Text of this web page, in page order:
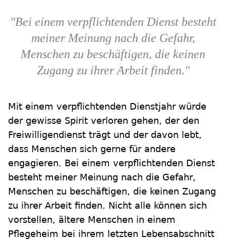
"Bei einem verpflichtenden Dienst besteht
meiner Meinung nach die Gefahr,
Menschen zu beschäftigen, die keinen
Zugang zu ihrer Arbeit finden."
Mit einem verpflichtenden Dienstjahr würde
der gewisse Spirit verloren gehen, der den
Freiwilligendienst trägt und der davon lebt,
dass Menschen sich gerne für andere
engagieren. Bei einem verpflichtenden Dienst
besteht meiner Meinung nach die Gefahr,
Menschen zu beschäftigen, die keinen Zugang
zu ihrer Arbeit finden. Nicht alle können sich
vorstellen, ältere Menschen in einem
Pflegeheim bei ihrem letzten Lebensabschnitt